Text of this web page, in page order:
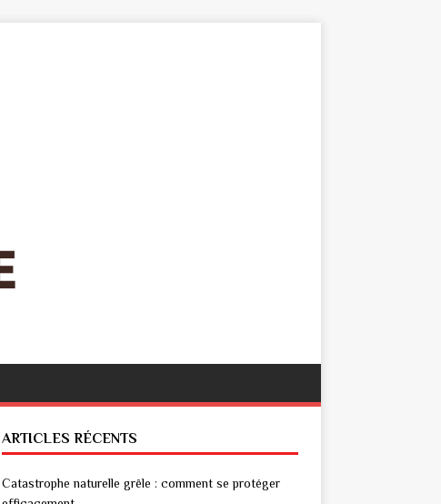
ARTICLES RÉCENTS
Catastrophe naturelle grêle : comment se protéger